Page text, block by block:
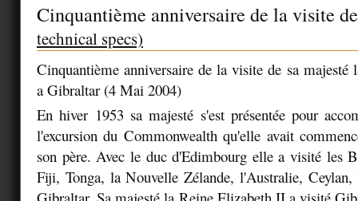
Cinquantième anniversaire de la visite
technical specs)
Cinquantième anniversaire de la visite de sa
a Gibraltar (4 Mai 2004)
En hiver 1953 sa majesté s'est présentée pour
l'excursion du Commonwealth qu'elle avait
son père. Avec le duc d'Edimbourg elle a visité les
Fiji, Tonga, la Nouvelle Zélande, l'Australie,